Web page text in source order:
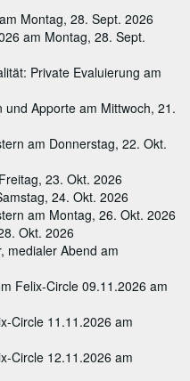
Montag, 28. Sept. 2026
am Montag, 28. Sept.
Private Evaluierung am
Apporte am Mittwoch, 21.
am Donnerstag, 22. Okt.
23. Okt. 2026
24. Okt. 2026
am Montag, 26. Okt. 2026
Okt. 2026
medialer Abend am
Felix-Circle 09.11.2026 am
Circle 11.11.2026 am
Circle 12.11.2026 am